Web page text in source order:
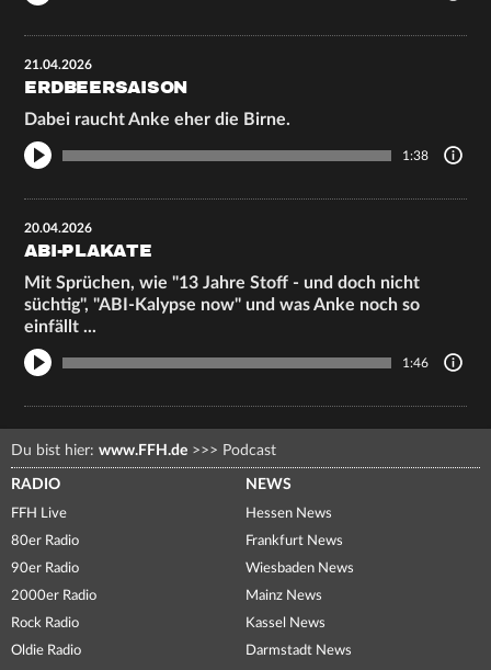
21.04.2026
ERDBEERSAISON
Dabei raucht Anke eher die Birne.
1:38
20.04.2026
ABI-PLAKATE
Mit Sprüchen, wie "13 Jahre Stoff - und doch nicht
süchtig", "ABI-Kalypse now" und was Anke noch so
einfällt ...
1:46
Du bist hier: www.FFH.de >>> Podcast
RADIO
FFH Live
80er Radio
90er Radio
2000er Radio
Rock Radio
Oldie Radio
NEWS
Hessen News
Frankfurt News
Wiesbaden News
Mainz News
Kassel News
Darmstadt News